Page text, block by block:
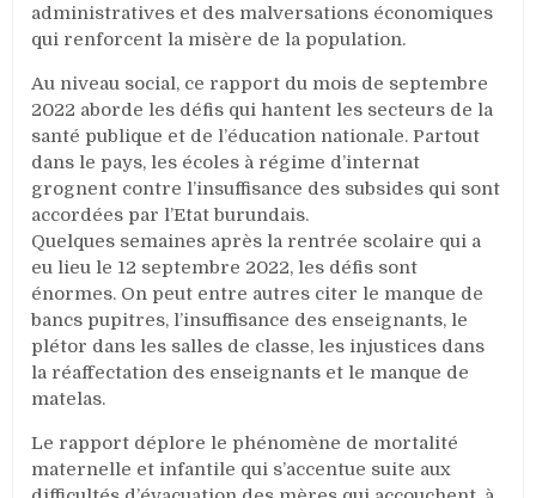
administratives et des malversations économiques
qui renforcent la misère de la population.
Au niveau social, ce rapport du mois de septembre
2022 aborde les défis qui hantent les secteurs de la
santé publique et de l’éducation nationale. Partout
dans le pays, les écoles à régime d’internat
grognent contre l’insuffisance des subsides qui sont
accordées par l’Etat burundais.
Quelques semaines après la rentrée scolaire qui a
eu lieu le 12 septembre 2022, les défis sont
énormes. On peut entre autres citer le manque de
bancs pupitres, l’insuffisance des enseignants, le
plétor dans les salles de classe, les injustices dans
la réaffectation des enseignants et le manque de
matelas.
Le rapport déplore le phénomène de mortalité
maternelle et infantile qui s’accentue suite aux